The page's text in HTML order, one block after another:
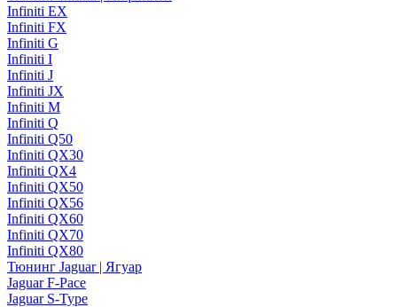
Infiniti EX
Infiniti FX
Infiniti G
Infiniti I
Infiniti J
Infiniti JX
Infiniti M
Infiniti Q
Infiniti Q50
Infiniti QX30
Infiniti QX4
Infiniti QX50
Infiniti QX56
Infiniti QX60
Infiniti QX70
Infiniti QX80
Тюнинг Jaguar | Ягуар
Jaguar F-Pace
Jaguar S-Type